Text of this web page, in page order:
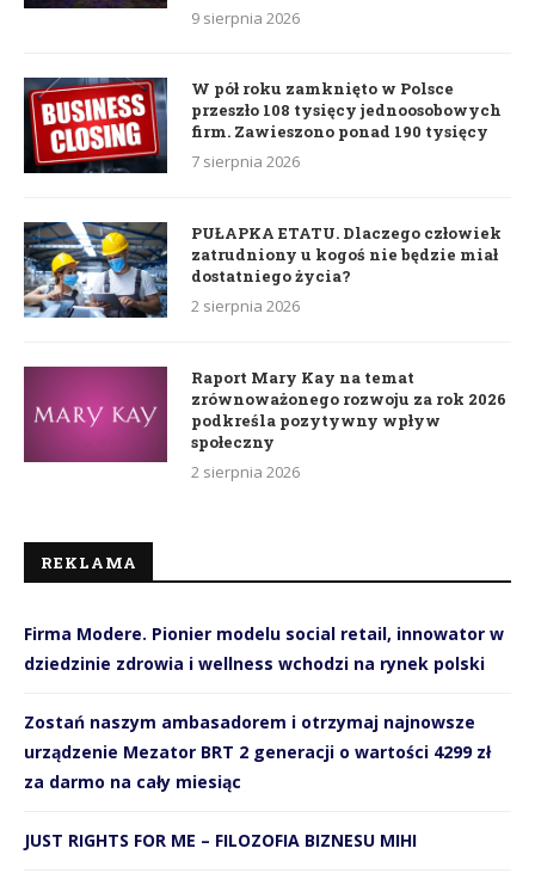
9 sierpnia 2026
W pół roku zamknięto w Polsce
przeszło 108 tysięcy jednoosobowych
firm. Zawieszono ponad 190 tysięcy
7 sierpnia 2026
PUŁAPKA ETATU. Dlaczego człowiek
zatrudniony u kogoś nie będzie miał
dostatniego życia?
2 sierpnia 2026
Raport Mary Kay na temat
zrównoważonego rozwoju za rok 2026
podkreśla pozytywny wpływ
społeczny
2 sierpnia 2026
REKLAMA
Firma Modere. Pionier modelu social retail, innowator w
dziedzinie zdrowia i wellness wchodzi na rynek polski
Zostań naszym ambasadorem i otrzymaj najnowsze
urządzenie Mezator BRT 2 generacji o wartości 4299 zł
za darmo na cały miesiąc
JUST RIGHTS FOR ME – FILOZOFIA BIZNESU MIHI